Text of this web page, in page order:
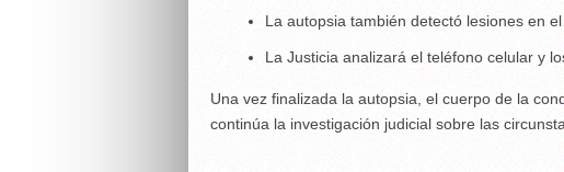
La autopsia también detectó lesiones en
La Justicia analizará el teléfono celular y
Una vez finalizada la autopsia, el cuerpo de la
continúa la investigación judicial sobre las